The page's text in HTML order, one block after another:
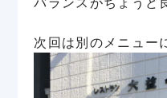
バランスがちょうど
次回は別のメニュー